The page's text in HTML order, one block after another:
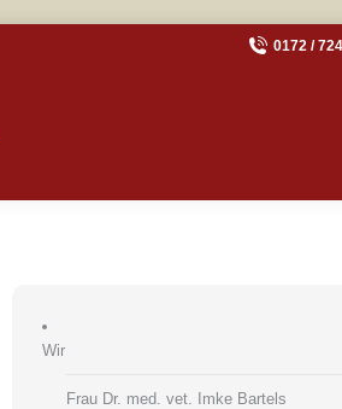
0172 /
Wir
Frau Dr. med. vet. Imke Bartels